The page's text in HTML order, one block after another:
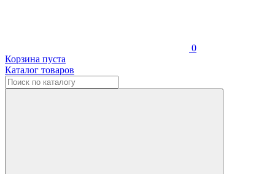
0
Корзина пуста
Каталог товаров